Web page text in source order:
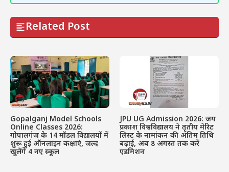
Related Post
Gopalganj Model Schools
Online Classes 2026:
गोपालगंज के 14 मॉडल विद्यालयों में
शुरू हुई ऑनलाइन कक्षाएं, जल्द
खुलेंगे 4 नए स्कूल
JPU UG Admission 2026: जय
प्रकाश विश्वविद्यालय ने तृतीय मेरिट
लिस्ट के नामांकन की अंतिम तिथि
बढ़ाई, अब 8 अगस्त तक करें
एडमिशन